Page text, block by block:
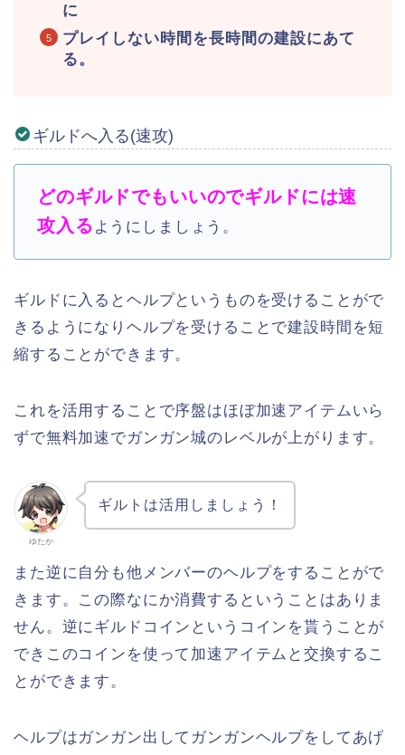
に
プレイしない時間を長時間の建設にあて
る。
ギルドへ入る(速攻)
どのギルドでもいいのでギルドには速
攻入る ようにしましょう。
ギルドに入るとヘルプというものを受けることがで
きるようになりヘルプを受けることで建設時間を短
縮することができます。
これを活用することで序盤はほぼ加速アイテムいら
ずで無料加速でガンガン城のレベルが上がります。
ゆたか
ギルトは活用しましょう！
また逆に自分も他メンバーのヘルプをすることがで
きます。この際なにか消費するということはありま
せん。逆にギルドコインというコインを貰うことが
できこのコインを使って加速アイテムと交換するこ
とができます。
ヘルプはガンガン出してガンガンヘルプをしてあげ